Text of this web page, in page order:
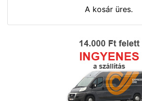
A kosár üres.